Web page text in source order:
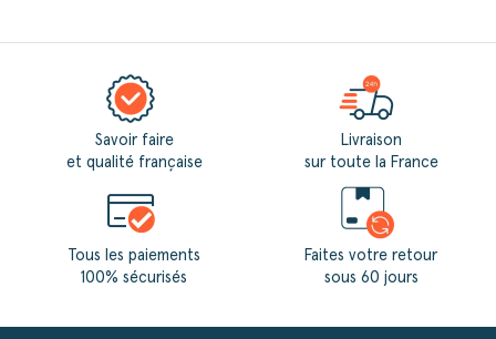
Savoir faire
et qualité française
Tous les paiements
100% sécurisés
Livraison
sur toute la France
Faites votre retour
sous 60 jours